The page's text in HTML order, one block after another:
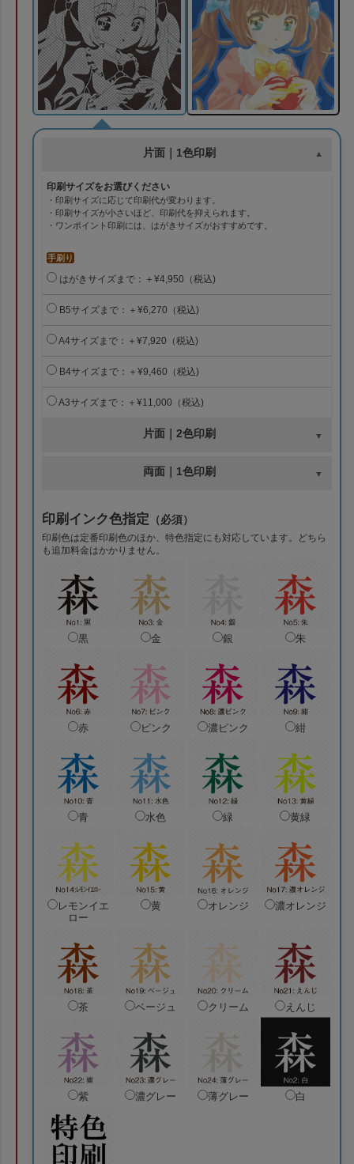
片面｜1色印刷
印刷サイズをお選びください
・印刷サイズに応じて印刷代が変わります。
・印刷サイズが小さいほど、印刷代を抑えられます。
・ワンポイント印刷には、はがきサイズがおすすめです。
手刷り
はがきサイズまで：＋¥4,950（税込)
B5サイズまで：＋¥6,270（税込)
A4サイズまで：＋¥7,920（税込)
B4サイズまで：＋¥9,460（税込)
A3サイズまで：＋¥11,000（税込)
片面｜2色印刷
両面｜1色印刷
印刷インク色指定 （必須）
印刷色は定番印刷色のほか、特色指定にも対応しています。どちら
も追加料金はかかりません。
黒 金 銀 朱
赤 ピンク 濃ピンク 紺
青 水色 緑 黄緑
レモンイエ
ロー
黄 オレンジ 濃オレンジ
茶 ベージュ クリーム えんじ
紫 濃グレー 薄グレー 白